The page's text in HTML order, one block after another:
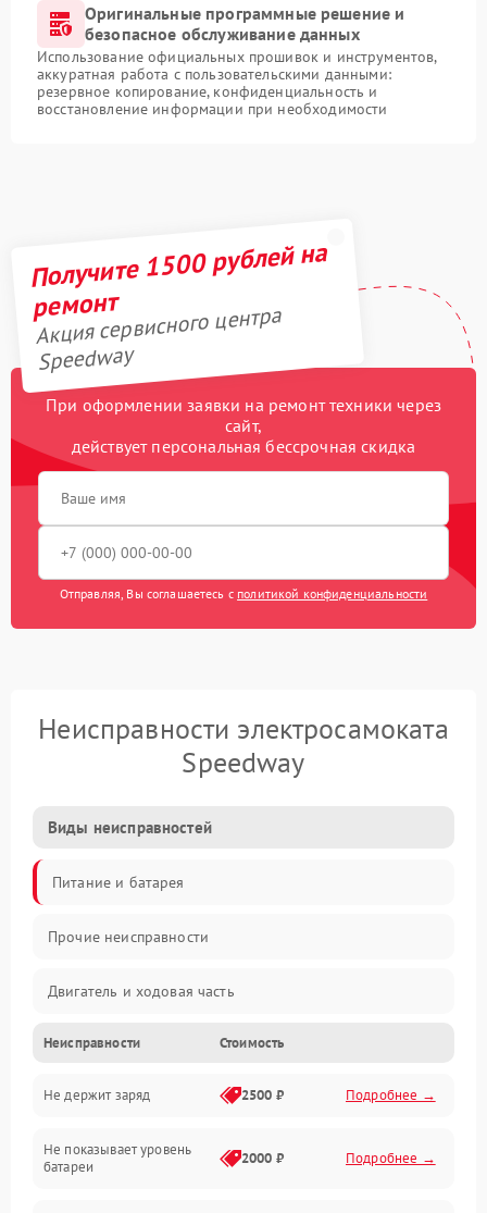
Оригинальные программные решение и
безопасное обслуживание данных
Использование официальных прошивок и инструментов,
аккуратная работа с пользовательскими данными:
резервное копирование, конфиденциальность и
восстановление информации при необходимости
Получите 1500 рублей на
ремонт
Акция сервисного центра
Speedway
При оформлении заявки на ремонт техники через
сайт,
действует персональная бессрочная скидка
Отправляя, Вы соглашаетесь с политикой конфиденциальности
Неисправности электросамоката
Speedway
Виды неисправностей
Питание и батарея
Прочие неисправности
Двигатель и ходовая часть
Тормоза и безопасность
Подвеска и колеса
Электроника и управление
Неисправности Стоимость
Не держит заряд 2500 ₽ Подробнее →
Не показывает уровень
батареи
2000 ₽ Подробнее →